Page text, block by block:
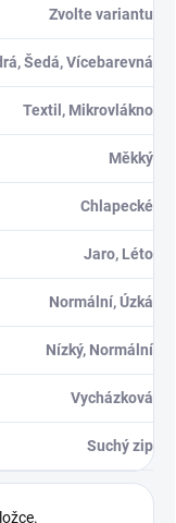
Zvolte variantu
Šedá, Vícebarevná
Textil, Mikrovlákno
Měkký
Chlapecké
Jaro, Léto
Normální, Úzká
Nízký, Normální
Vycházková
Suchý zip